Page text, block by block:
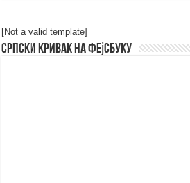
[Not a valid template]
Српски Кривак на Фејсбуку